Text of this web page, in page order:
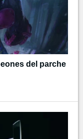
del parche